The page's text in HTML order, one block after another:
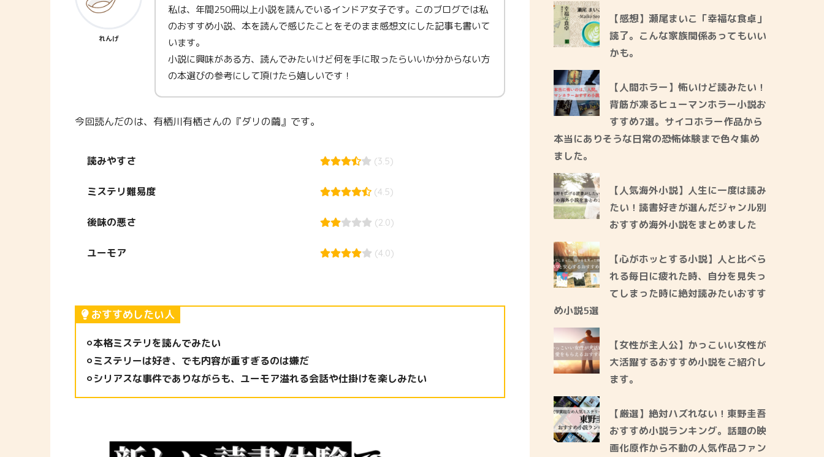
れんげ
私は、年間250冊以上小説を読んでいるインドア女子です。このブログでは私
のおすすめ小説、本を読んで感じたことをそのまま感想文にした記事も書いて
います。
小説に興味がある方、読んでみたいけど何を手に取ったらいいか分からない方
の本選びの参考にして頂けたら嬉しいです！
今回読んだのは、有栖川有栖さんの『ダリの繭』です。
読みやすさ (3.5)
ミステリ難易度 (4.5)
後味の悪さ (2.0)
ユーモア (4.0)
おすすめしたい人
⚪︎本格ミステリを読んでみたい
⚪︎ミステリーは好き、でも内容が重すぎるのは嫌だ
⚪︎シリアスな事件でありながらも、ユーモア溢れる会話や仕掛けを楽しみたい
【感想】瀬尾まいこ「幸福な食卓」
読了。こんな家族関係あってもいい
かも。
【人間ホラー】怖いけど読みたい！
背筋が凍るヒューマンホラー小説お
すすめ7選。サイコホラー作品から
本当にありそうな日常の恐怖体験まで色々集め
ました。
【人気海外小説】人生に一度は読み
たい！読書好きが選んだジャンル別
おすすめ海外小説をまとめました
【心がホッとする小説】人と比べら
れる毎日に疲れた時、自分を見失っ
てしまった時に絶対読みたいおすす
め小説5選
【女性が主人公】かっこいい女性が
大活躍するおすすめ小説をご紹介し
ます。
【厳選】絶対ハズれない！東野圭吾
おすすめ小説ランキング。話題の映
画化原作から不動の人気作品ファン